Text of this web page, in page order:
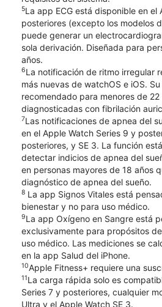
5La app ECG está disponible en el
posteriores (excepto los modelos
puede generar un
sola derivación. Diseñada para
años.
6La notificación de ritmo irregular
más nuevas de watchOS e iOS.
recomendado para menores de
diagnosticadas con fibrilación
7Las notificaciones de apnea del
en el Apple Watch Series 9 y
posteriores, y SE 3. La función
detectar indicios de apnea del
en personas mayores de 18 años
diagnóstico de apnea del sueño.
8 La app Signos Vitales está
bienestar y no para uso médico.
9La app Oxígeno en Sangre está
exclusivamente para propósitos
uso médico. Las mediciones se
en la app Salud del iPhone.
10Apple Fitness+ requiere una
11La carga rápida solo es
Series 7 y posteriores, cualquier
Ultra y el Apple Watch SE 3.